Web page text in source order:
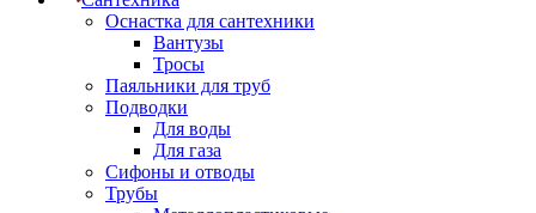
Оснастка для сантехники
Вантузы
Тросы
Паяльники для труб
Подводки
Для воды
Для газа
Сифоны и отводы
Трубы